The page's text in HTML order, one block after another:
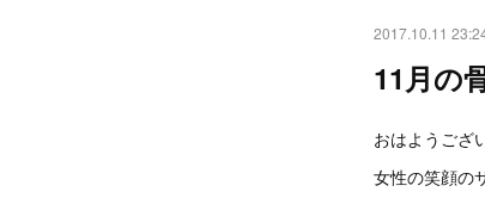
2017.10.11
11月の
おはようござ
女性の笑顔の